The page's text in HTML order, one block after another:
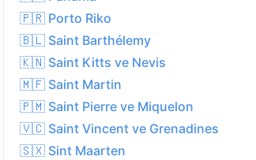
06:26 PM
Waxing
Crescent
🇵🇷 Porto Riko
🇧🇱 Saint Barthélemy
🇰🇳 Saint Kitts ve Nevis
🇲🇫 Saint Martin
🇵🇲 Saint Pierre ve Miquelon
🇻🇨 Saint Vincent ve Grenadines
🇸🇽 Sint Maarten